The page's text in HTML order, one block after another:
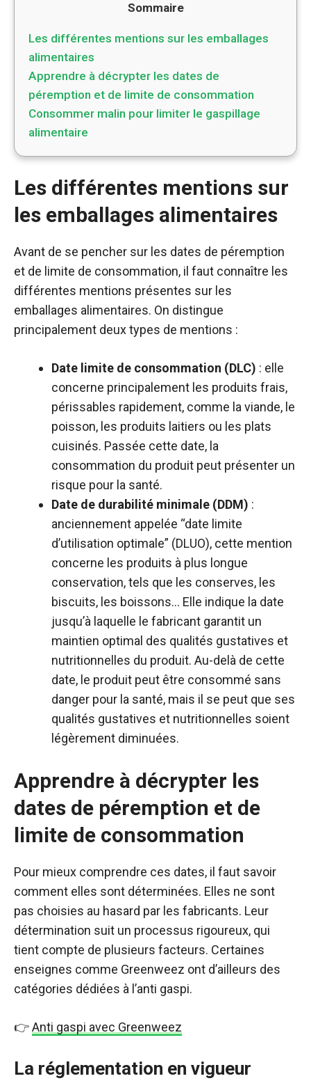
Sommaire
Les différentes mentions sur les emballages
alimentaires
Apprendre à décrypter les dates de
péremption et de limite de consommation
Consommer malin pour limiter le gaspillage
alimentaire
Les différentes mentions sur
les emballages alimentaires
Avant de se pencher sur les dates de péremption
et de limite de consommation, il faut connaître les
différentes mentions présentes sur les
emballages alimentaires. On distingue
principalement deux types de mentions :
Date limite de consommation (DLC) : elle
concerne principalement les produits frais,
périssables rapidement, comme la viande, le
poisson, les produits laitiers ou les plats
cuisinés. Passée cette date, la
consommation du produit peut présenter un
risque pour la santé.
Date de durabilité minimale (DDM) :
anciennement appelée “date limite
d’utilisation optimale” (DLUO), cette mention
concerne les produits à plus longue
conservation, tels que les conserves, les
biscuits, les boissons… Elle indique la date
jusqu’à laquelle le fabricant garantit un
maintien optimal des qualités gustatives et
nutritionnelles du produit. Au-delà de cette
date, le produit peut être consommé sans
danger pour la santé, mais il se peut que ses
qualités gustatives et nutritionnelles soient
légèrement diminuées.
Apprendre à décrypter les
dates de péremption et de
limite de consommation
Pour mieux comprendre ces dates, il faut savoir
comment elles sont déterminées. Elles ne sont
pas choisies au hasard par les fabricants. Leur
détermination suit un processus rigoureux, qui
tient compte de plusieurs facteurs. Certaines
enseignes comme Greenweez ont d’ailleurs des
catégories dédiées à l’anti gaspi.
👉Anti gaspi avec Greenweez
La réglementation en vigueur